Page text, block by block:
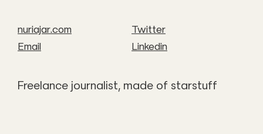
Freelance journalist, made of starstuff
nuriajar.com
Email
Twitter
Linkedin